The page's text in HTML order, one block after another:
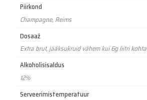
Piirkond
Champagne, Reims
Dosaaž
Extra brut, jääksukruid vähem kui 6g liitri kohta
Alkoholisisaldus
12%
Serveerimistemperatuur